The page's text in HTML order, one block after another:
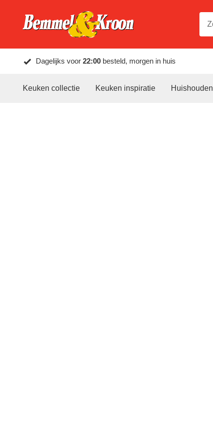
Dagelijks voor 22:00 besteld, morgen in huis
Keuken collectie Keuken inspiratie Huishouden